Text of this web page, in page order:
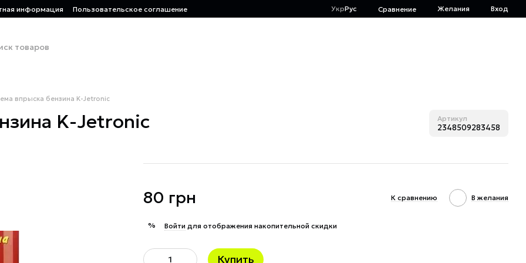
информация Пользовательское соглашение УкрРус Сравнение Желания Вход
впрыска бензина K-Jetronic
K-Jetronic Артикул
2348509283458
80 грн К сравнению В желания
% Войти для отображения накопительной скидки
Купить